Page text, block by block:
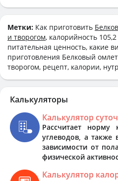
Метки: Как приготовить
и творогом, калорийность
питательная ценность, какие
приготовления Белковый
творогом, рецепт, калории,
Калькуляторы
Калькулятор
Рассчитает норму
углеводов, а
зависимости от
физической
Калькулятор